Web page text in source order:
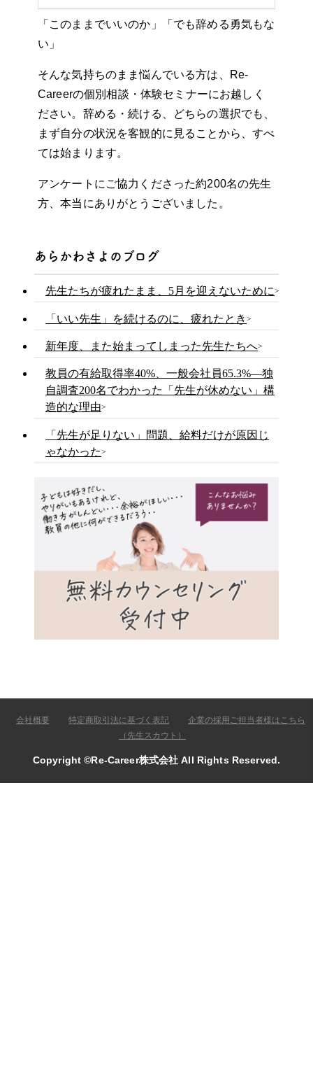
「このままでいいのか」「でも辞める勇気もな
い」
そんな気持ちのまま悩んでいる方は、Re-
Careerの個別相談・体験セミナーにお越しく
ださい。辞める・続ける、どちらの選択でも、
まず自分の状況を客観的に見ることから、すべ
ては始まります。
アンケートにご協力くださった約200名の先生
方、本当にありがとうございました。
あらかわさよのブログ
先生たちが疲れたまま、5月を迎えないために
「いい先生」を続けるのに、疲れたとき
新年度、また始まってしまった先生たちへ
教員の有給取得率40%、一般会社員65.3%—独
自調査200名でわかった「先生が休めない」構
造的な理由
「先生が足りない」問題、給料だけが原因じ
ゃなかった
会社概要 特定商取引法に基づく表記
企業の採用ご担当者様はこちら
（先生スカウト）
Copyright ©Re-Career株式会社 All Rights Reserved.